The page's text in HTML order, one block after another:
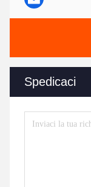
Spedicaci